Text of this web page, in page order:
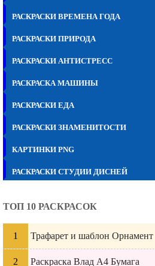
РАСКРАСКИ ВРЕМЕНА ГОДА
РАСКРАСКИ ПРИРОДА
РАСКРАСКИ АНТИСТРЕСС
РАСКРАСКА МАШИНЫ
РАСКРАСКИ ЕДА
РАСКРАСКИ ЗНАМЕНИТОСТИ
КАРТИНКИ PNG
РАСКРАСКИ СТУДИИ ДИСНЕЙ
ТОП 10 РАСКРАСОК
Трафарет и шаблон Орнамент
Раскраска Влад А4 Бумага